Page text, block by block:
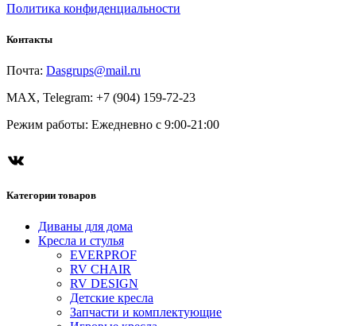
Политика конфиденциальности
Контакты
Почта: Dasgrups@mail.ru
MAX, Telegram: +7 (904) 159-72-23
Режим работы: Ежедневно с 9:00-21:00
ВКонтакте
Категории товаров
Диваны для дома
Кресла и стулья
EVERPROF
RV CHAIR
RV DESIGN
Детские кресла
Запчасти и комплектующие